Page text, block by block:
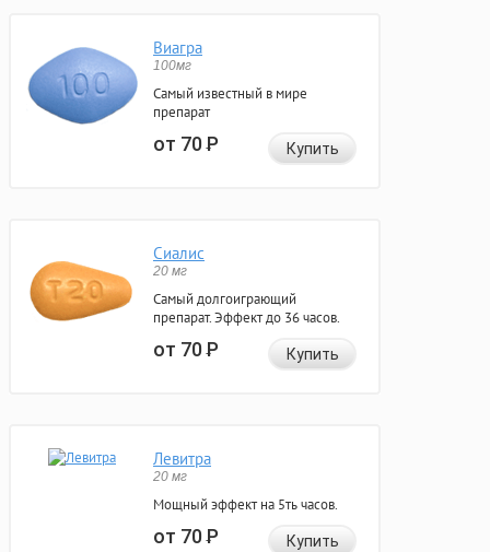
Виагра
100мг
Самый известный в мире
препарат
от 70Р Купить
Сиалис
20 мг
Самый долгоиграющий
препарат. Эффект до 36 часов.
от 70Р Купить
Левитра
20 мг
Мощный эффект на 5ть часов.
от 70Р Купить